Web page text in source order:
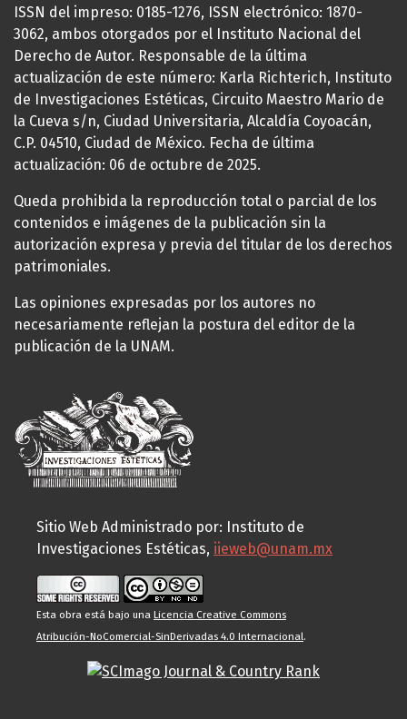
ISSN del impreso: 0185-1276, ISSN electrónico: 1870-
3062, ambos otorgados por el Instituto Nacional del
Derecho de Autor. Responsable de la última
actualización de este número: Karla Richterich, Instituto
de Investigaciones Estéticas, Circuito Maestro Mario de
la Cueva s/n, Ciudad Universitaria, Alcaldía Coyoacán,
C.P. 04510, Ciudad de México. Fecha de última
actualización: 06 de octubre de 2025.
Queda prohibida la reproducción total o parcial de los
contenidos e imágenes de la publicación sin la
autorización expresa y previa del titular de los derechos
patrimoniales.
Las opiniones expresadas por los autores no
necesariamente reflejan la postura del editor de la
publicación de la UNAM.
Sitio Web Administrado por: Instituto de
Investigaciones Estéticas, iieweb@unam.mx
Esta obra está bajo una Licencia Creative Commons
Atribución-NoComercial-SinDerivadas 4.0 Internacional.